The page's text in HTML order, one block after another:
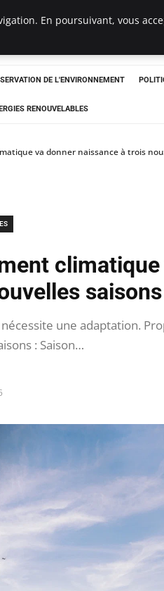
DE L'ENVIRONNEMENT
RENOUVELABLES
va donner naissance à trois
climatique
une adaptation.
: Saison…
En poursuivant, vous